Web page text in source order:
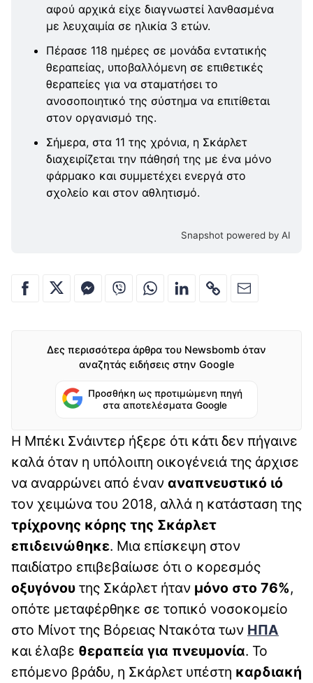
αφού αρχικά είχε διαγνωστεί λανθασμένα
με λευχαιμία σε ηλικία 3 ετών.
Πέρασε 118 ημέρες σε μονάδα εντατικής
θεραπείας, υποβαλλόμενη σε επιθετικές
θεραπείες για να σταματήσει το
ανοσοποιητικό της σύστημα να επιτίθεται
στον οργανισμό της.
Σήμερα, στα 11 της χρόνια, η Σκάρλετ
διαχειρίζεται την πάθησή της με ένα μόνο
φάρμακο και συμμετέχει ενεργά στο
σχολείο και στον αθλητισμό.
Snapshot powered by AI
Δες περισσότερα άρθρα του Newsbomb όταν
αναζητάς ειδήσεις στην Google
Προσθήκη ως προτιμώμενη πηγή
στα αποτελέσματα Google
Η Μπέκι Σνάιντερ ήξερε ότι κάτι δεν πήγαινε
καλά όταν η υπόλοιπη οικογένειά της άρχισε
να αναρρώνει από έναν αναπνευστικό ιό
τον χειμώνα του 2018, αλλά η κατάσταση της
τρίχρονης κόρης της Σκάρλετ
επιδεινώθηκε. Μια επίσκεψη στον
παιδίατρο επιβεβαίωσε ότι ο κορεσμός
οξυγόνου της Σκάρλετ ήταν μόνο στο 76%,
οπότε μεταφέρθηκε σε τοπικό νοσοκομείο
στο Μίνοτ της Βόρειας Ντακότα των ΗΠΑ
και έλαβε θεραπεία για πνευμονία. Το
επόμενο βράδυ, η Σκάρλετ υπέστη καρδιακή